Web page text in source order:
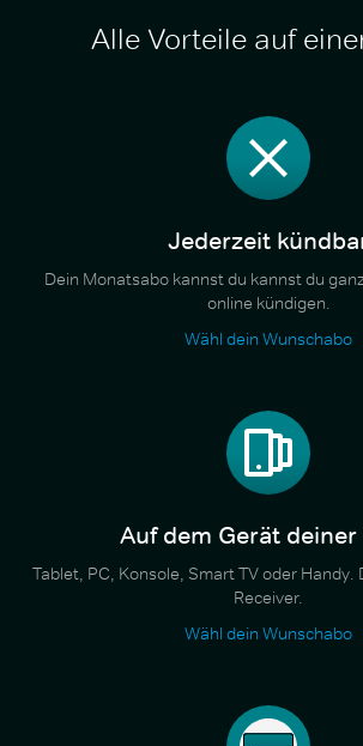
Alle Vorteile auf
Jederzeit
Dein Monatsabo kannst du kannst du
online kündigen.
Wähl dein Wunschabo
Auf dem Gerät deiner
Tablet, PC, Konsole, Smart TV oder Handy.
Receiver.
Wähl dein Wunschabo